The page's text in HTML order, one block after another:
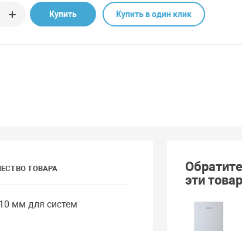
Купить Купить в один клик
ТОВАРА
мм для систем
эти